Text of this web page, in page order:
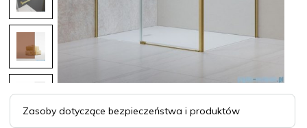
Zasoby dotyczące bezpieczeństwa i produktów